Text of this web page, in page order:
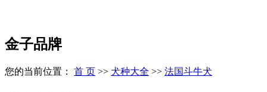
金子品牌
您的当前位置： 首 页 >> 犬种大全 >> 法国斗牛犬